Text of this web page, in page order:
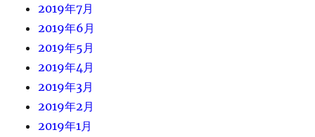
2019年7月
2019年6月
2019年5月
2019年4月
2019年3月
2019年2月
2019年1月